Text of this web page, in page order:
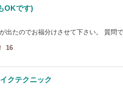
OKです)
出たのでお福分けさせて下さい。 質問
16
クテクニック